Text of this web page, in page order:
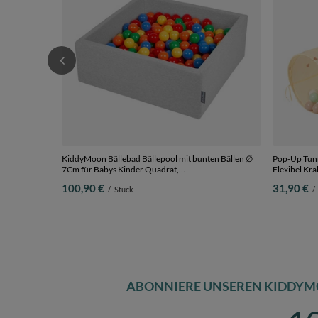
KiddyMoon Bällebad Bällepool mit bunten Bällen ∅
7Cm für Babys Kinder Quadrat,
100,90 € / Stück
Pop-Up
Flexibel
31,90 € /
ABONNIERE UNSEREN